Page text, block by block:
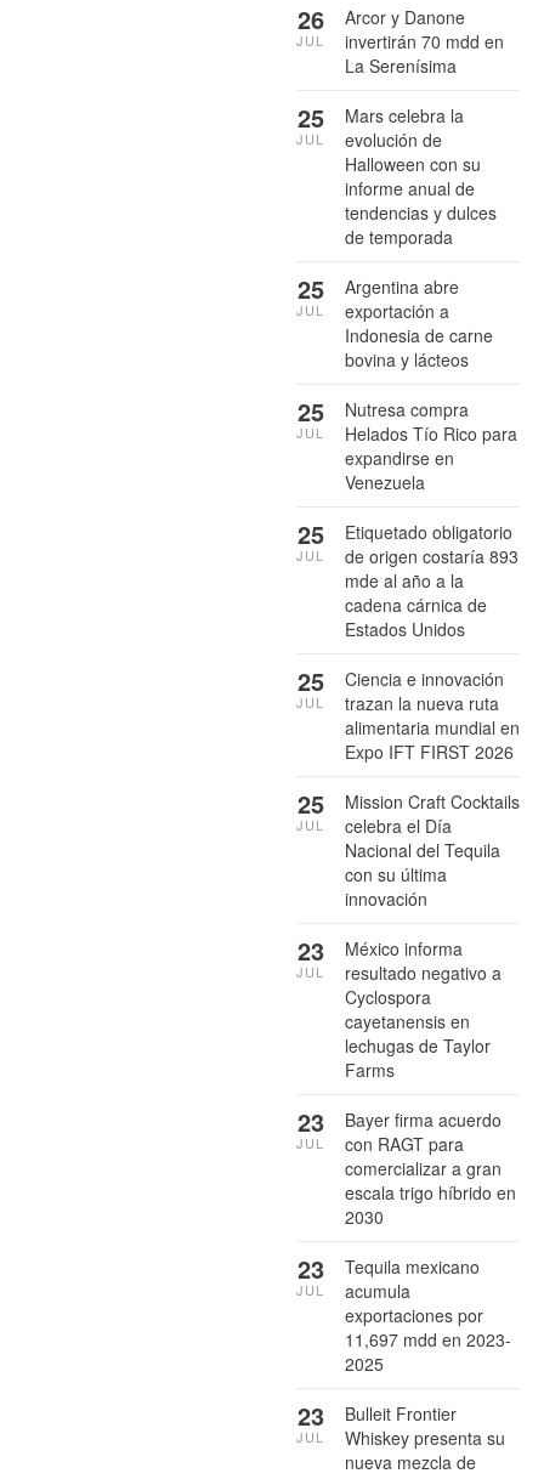
Arcor y Danone
invertirán 70 mdd en
La Serenísima
26
JUL
Mars celebra la
evolución de
Halloween con su
informe anual de
tendencias y dulces
de temporada
25
JUL
Argentina abre
exportación a
Indonesia de carne
bovina y lácteos
25
JUL
Nutresa compra
Helados Tío Rico para
expandirse en
Venezuela
25
JUL
Etiquetado obligatorio
de origen costaría 893
mde al año a la
cadena cárnica de
Estados Unidos
25
JUL
Ciencia e innovación
trazan la nueva ruta
alimentaria mundial en
Expo IFT FIRST 2026
25
JUL
Mission Craft Cocktails
celebra el Día
Nacional del Tequila
con su última
innovación
25
JUL
México informa
resultado negativo a
Cyclospora
cayetanensis en
lechugas de Taylor
Farms
23
JUL
Bayer firma acuerdo
con RAGT para
comercializar a gran
escala trigo híbrido en
2030
23
JUL
Tequila mexicano
acumula
exportaciones por
11,697 mdd en 2023-
2025
23
JUL
Bulleit Frontier
Whiskey presenta su
nueva mezcla de
23
JUL